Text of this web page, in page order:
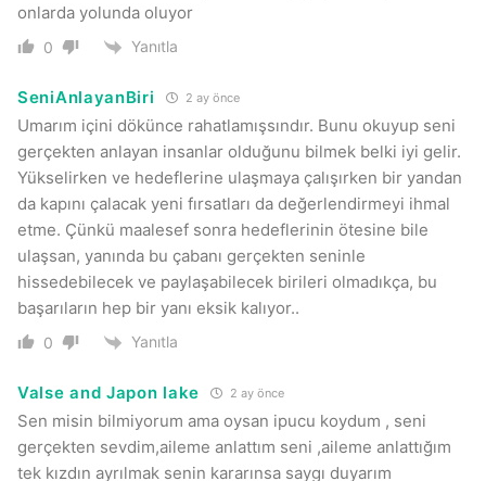
onlarda yolunda oluyor
0 Yanıtla
SeniAnlayanBiri 2 ay önce
Umarım içini dökünce rahatlamışsındır. Bunu okuyup seni
gerçekten anlayan insanlar olduğunu bilmek belki iyi gelir.
Yükselirken ve hedeflerine ulaşmaya çalışırken bir yandan
da kapını çalacak yeni fırsatları da değerlendirmeyi ihmal
etme. Çünkü maalesef sonra hedeflerinin ötesine bile
ulaşsan, yanında bu çabanı gerçekten seninle
hissedebilecek ve paylaşabilecek birileri olmadıkça, bu
başarıların hep bir yanı eksik kalıyor..
0 Yanıtla
Valse and Japon lake 2 ay önce
Sen misin bilmiyorum ama oysan ipucu koydum , seni
gerçekten sevdim,aileme anlattım seni ,aileme anlattığım
tek kızdın ayrılmak senin kararınsa saygı duyarım